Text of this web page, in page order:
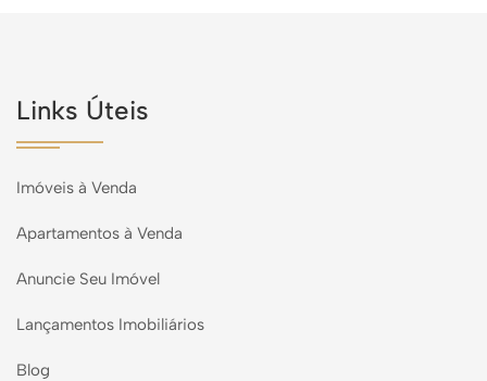
Links Úteis
Imóveis à Venda
Apartamentos à Venda
Anuncie Seu Imóvel
Lançamentos Imobiliários
Blog